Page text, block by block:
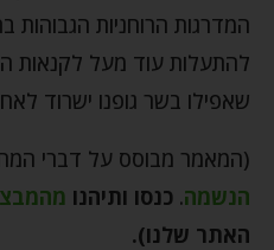
המדרגות הרוחניות הגבוהות
להתעלות עוד מעל לקנאות
שאפילו בשר גופנו ישרוד
(המאמר מבוסס על דברי
הנשמה. כנסו ותיהנו
האתר שלנו).